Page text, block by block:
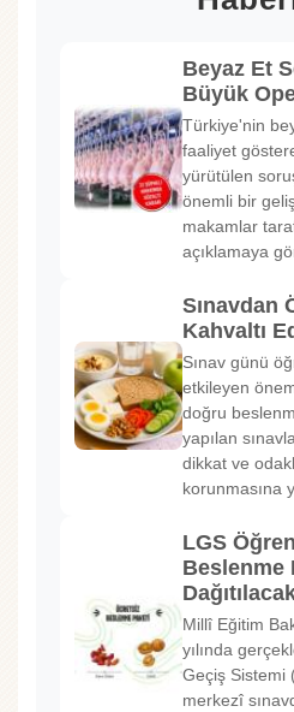
Beyaz Et
Büyük
Türkiye'nin
faaliyet
yürütülen
önemli bir
makamlar
açıklamaya
Sınavdan
Kahvaltı
Sınav günü
etkileyen
doğru
yapılan
dikkat ve
korunmasına
LGS
Beslenme
Millî Eğitim
yılında
Geçiş Sistemi
merkezî